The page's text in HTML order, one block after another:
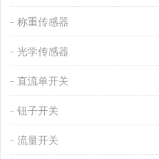
称重传感器
光学传感器
直流单开关
钮子开关
流量开关